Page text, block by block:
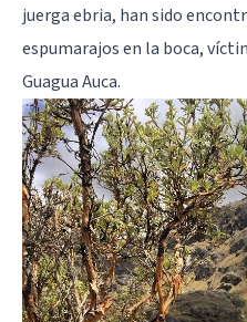
juerga ebria, han sido
espumarajos en la boca,
Guagua Auca.